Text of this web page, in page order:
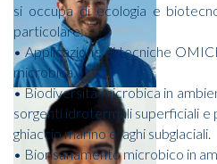
si occupa di ecologia e
particolare:
• Applicazione di tecniche
microbica.
• Biodiversità microbica in
sorgenti idrotermali superficiali e
ghiaccio marino e laghi subglaciali.
• Biorisanamento microbico in